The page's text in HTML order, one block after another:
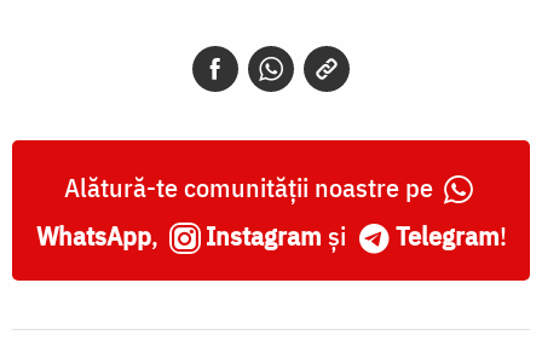
Alătură-te comunității noastre pe
WhatsApp, Instagram și Telegram!